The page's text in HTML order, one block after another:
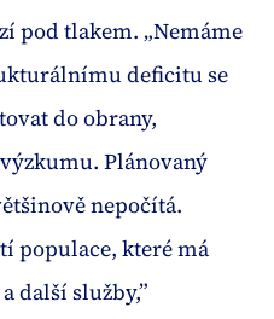
pod tlakem. „Nemáme
deficitu se
do obrany,
Plánovaný
nepočítá.
populace, které má
další služby,”